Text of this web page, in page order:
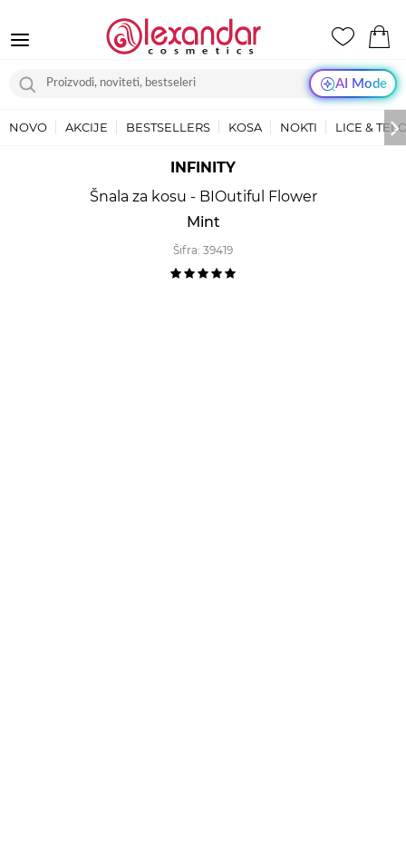
AI Mode
NOVO AKCIJE BESTSELLERS KOSA NOKTI LICE &
INFINITY
Šnala za kosu - BIOutiful Flower
Mint
Šifra: 39419